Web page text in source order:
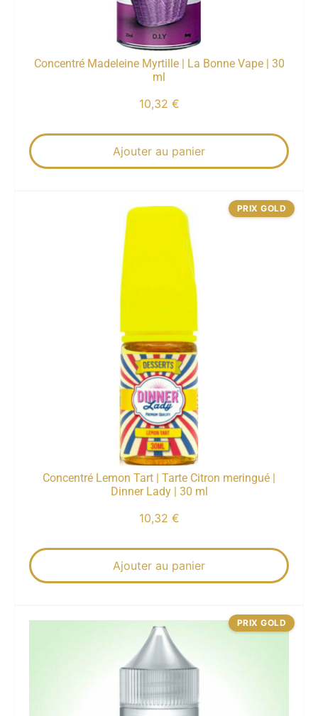
Concentré Madeleine Myrtille | La Bonne Vape | 30
ml
10,32 €
Ajouter au panier
Concentré Lemon Tart | Tarte Citron meringué |
Dinner Lady | 30 ml
10,32 €
Ajouter au panier
PRIX GOLD
PRIX GOLD